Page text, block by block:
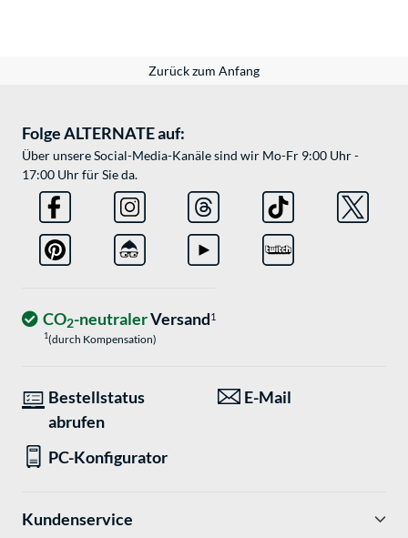
Zurück zum Anfang
Folge ALTERNATE auf:
Über unsere Social-Media-Kanäle sind wir Mo-Fr 9:00 Uhr -
17:00 Uhr für Sie da.
CO2-neutralerVersand1
1(durch Kompensation)
Bestellstatus
abrufen
E-Mail
PC-Konfigurator
Kundenservice